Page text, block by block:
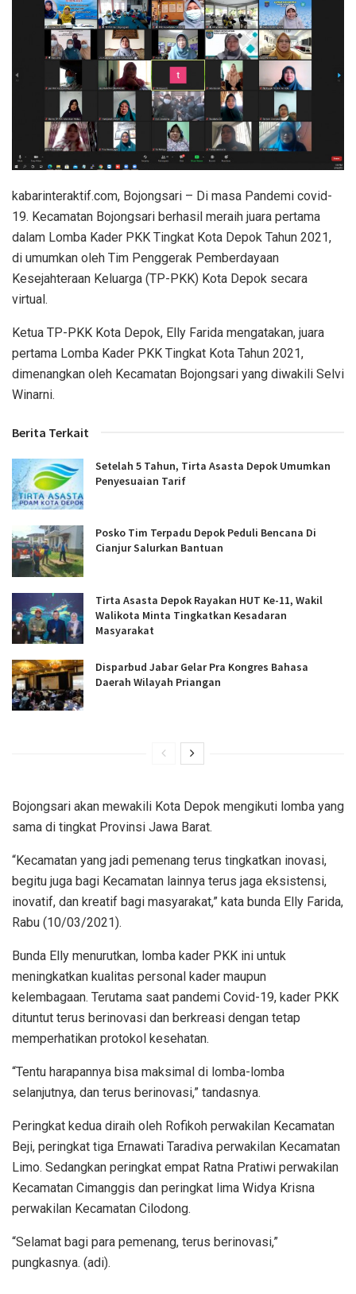
kabarinteraktif.com, Bojongsari – Di masa Pandemi covid-
19. Kecamatan Bojongsari berhasil meraih juara pertama
dalam Lomba Kader PKK Tingkat Kota Depok Tahun 2021,
di umumkan oleh Tim Penggerak Pemberdayaan
Kesejahteraan Keluarga (TP-PKK) Kota Depok secara
virtual.
Ketua TP-PKK Kota Depok, Elly Farida mengatakan, juara
pertama Lomba Kader PKK Tingkat Kota Tahun 2021,
dimenangkan oleh Kecamatan Bojongsari yang diwakili Selvi
Winarni.
Berita Terkait
Setelah 5 Tahun, Tirta Asasta Depok Umumkan
Penyesuaian Tarif
Posko Tim Terpadu Depok Peduli Bencana Di
Cianjur Salurkan Bantuan
Tirta Asasta Depok Rayakan HUT Ke-11, Wakil
Walikota Minta Tingkatkan Kesadaran
Masyarakat
Disparbud Jabar Gelar Pra Kongres Bahasa
Daerah Wilayah Priangan
Bojongsari akan mewakili Kota Depok mengikuti lomba yang
sama di tingkat Provinsi Jawa Barat.
“Kecamatan yang jadi pemenang terus tingkatkan inovasi,
begitu juga bagi Kecamatan lainnya terus jaga eksistensi,
inovatif, dan kreatif bagi masyarakat,” kata bunda Elly Farida,
Rabu (10/03/2021).
Bunda Elly menurutkan, lomba kader PKK ini untuk
meningkatkan kualitas personal kader maupun
kelembagaan. Terutama saat pandemi Covid-19, kader PKK
dituntut terus berinovasi dan berkreasi dengan tetap
memperhatikan protokol kesehatan.
“Tentu harapannya bisa maksimal di lomba-lomba
selanjutnya, dan terus berinovasi,” tandasnya.
Peringkat kedua diraih oleh Rofikoh perwakilan Kecamatan
Beji, peringkat tiga Ernawati Taradiva perwakilan Kecamatan
Limo. Sedangkan peringkat empat Ratna Pratiwi perwakilan
Kecamatan Cimanggis dan peringkat lima Widya Krisna
perwakilan Kecamatan Cilodong.
“Selamat bagi para pemenang, terus berinovasi,”
pungkasnya. (adi).